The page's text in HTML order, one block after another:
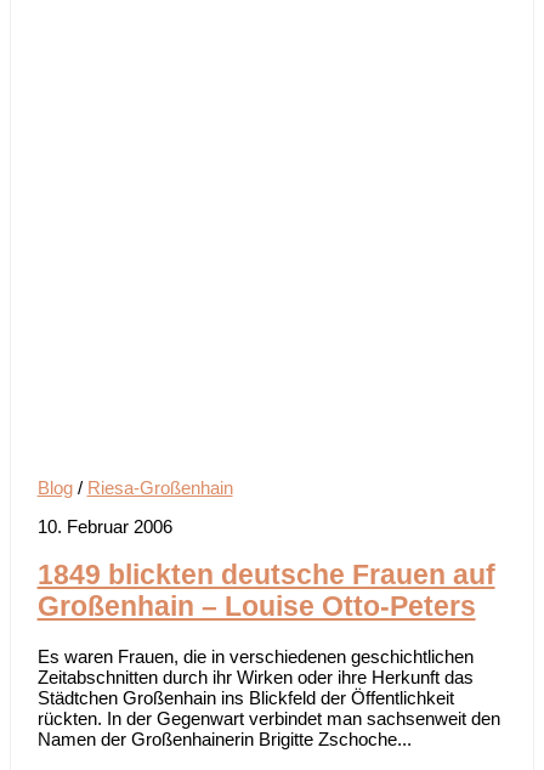
Blog/ Riesa-Großenhain
10. Februar 2006
1849 blickten deutsche Frauen auf
Großenhain – Louise Otto-Peters
Es waren Frauen, die in verschiedenen geschichtlichen
Zeitabschnitten durch ihr Wirken oder ihre Herkunft das
Städtchen Großenhain ins Blickfeld der Öffentlichkeit
rückten. In der Gegenwart verbindet man sachsenweit den
Namen der Großenhainerin Brigitte Zschoche...